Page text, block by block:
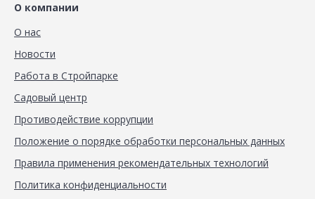
О компании
О нас
Новости
Работа в Стройпарке
Садовый центр
Противодействие коррупции
Положение о порядке обработки персональных данных
Правила применения рекомендательных технологий
Политика конфиденциальности